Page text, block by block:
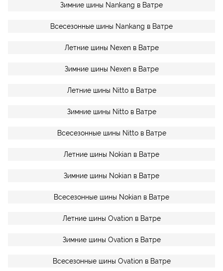
Зимние шины Nankang в Ватре
Всесезонные шины Nankang в Ватре
Летние шины Nexen в Ватре
Зимние шины Nexen в Ватре
Летние шины Nitto в Ватре
Зимние шины Nitto в Ватре
Всесезонные шины Nitto в Ватре
Летние шины Nokian в Ватре
Зимние шины Nokian в Ватре
Всесезонные шины Nokian в Ватре
Летние шины Ovation в Ватре
Зимние шины Ovation в Ватре
Всесезонные шины Ovation в Ватре